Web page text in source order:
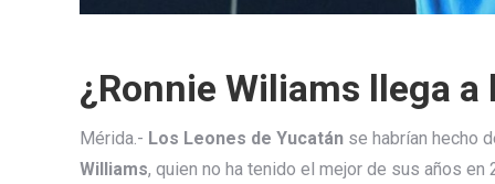
¿Ronnie Wiliams llega a
Mérida.- Los Leones de Yucatán se habrían hecho
Williams, quien no ha tenido el mejor de sus años en